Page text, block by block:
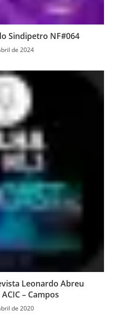
Sindipetro NF#064
de 2024
Leonardo Abreu
– Campos
de 2020